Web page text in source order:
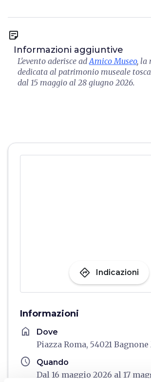
sticky_note_2
Informazioni aggiuntive
L'evento aderisce adAmico Museo, la
dedicata al patrimonio museale
dal 15 maggio al 28 giugno 2026.
directions Indicazioni
Informazioni
home Dove
Piazza Roma, 54021 Bagnone
schedule Quando
Dal 16 maggio 2026 al 17